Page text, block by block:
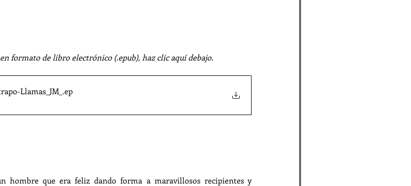
formato de libro electrónico (.epub), haz clic aquí debajo.
Llamas_JM_ .ep
hombre que era feliz dando forma a maravillosos recipientes y